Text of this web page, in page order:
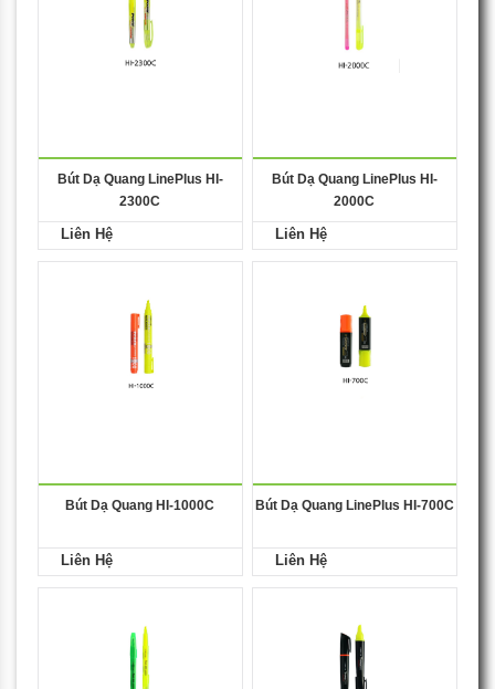
Bút Dạ Quang LinePlus HI-
2300C
Liên Hệ
Bút Dạ Quang LinePlus HI-
2000C
Liên Hệ
Bút Dạ Quang HI-1000C
Liên Hệ
Bút Dạ Quang LinePlus HI-700C
Liên Hệ